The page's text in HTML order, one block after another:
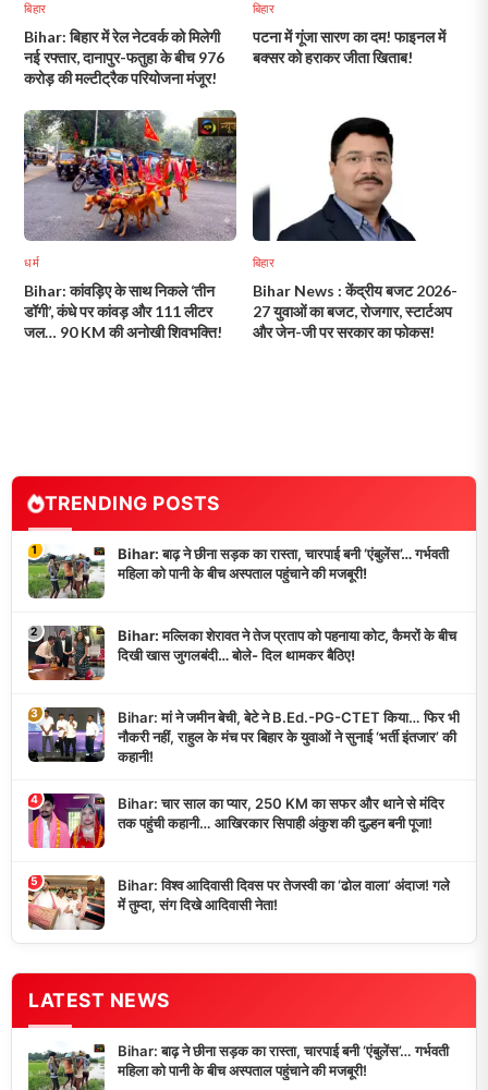
बिहार
Bihar: बिहार में रेल नेटवर्क को मिलेगी
नई रफ्तार, दानापुर-फतुहा के बीच 976
करोड़ की मल्टीट्रैक परियोजना मंजूर!
बिहार
पटना में गूंजा सारण का दम! फाइनल में
बक्सर को हराकर जीता खिताब!
धर्म
Bihar: कांवड़िए के साथ निकले ‘तीन
डॉगी’, कंधे पर कांवड़ और 111 लीटर
जल… 90 KM की अनोखी शिवभक्ति!
बिहार
Bihar News : केंद्रीय बजट 2026-
27 युवाओं का बजट, रोजगार, स्टार्टअप
और जेन-जी पर सरकार का फोकस!
TRENDING POSTS
1
Bihar: बाढ़ ने छीना सड़क का रास्ता, चारपाई बनी ‘एंबुलेंस’… गर्भवती
महिला को पानी के बीच अस्पताल पहुंचाने की मजबूरी!
2
Bihar: मल्लिका शेरावत ने तेज प्रताप को पहनाया कोट, कैमरों के बीच
दिखी खास जुगलबंदी… बोले- दिल थामकर बैठिए!
3
Bihar: मां ने जमीन बेची, बेटे ने B.Ed.-PG-CTET किया… फिर भी
नौकरी नहीं, राहुल के मंच पर बिहार के युवाओं ने सुनाई ‘भर्ती इंतजार’ की
कहानी!
4
Bihar: चार साल का प्यार, 250 KM का सफर और थाने से मंदिर
तक पहुंची कहानी… आखिरकार सिपाही अंकुश की दुल्हन बनी पूजा!
5
Bihar: विश्व आदिवासी दिवस पर तेजस्वी का ‘ढोल वाला’ अंदाज! गले
में तुम्दा, संग दिखे आदिवासी नेता!
LATEST NEWS
Bihar: बाढ़ ने छीना सड़क का रास्ता, चारपाई बनी ‘एंबुलेंस’… गर्भवती
महिला को पानी के बीच अस्पताल पहुंचाने की मजबूरी!